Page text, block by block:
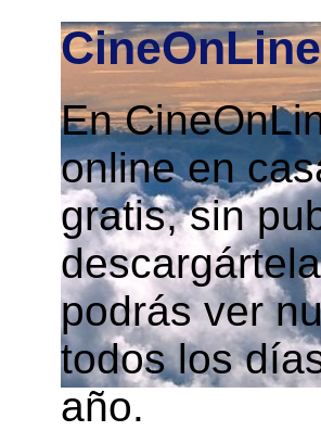
CineOnLine
En
online en
gratis, sin
podrás ver
todos los
año.